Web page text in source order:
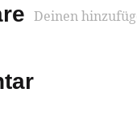
Deinen